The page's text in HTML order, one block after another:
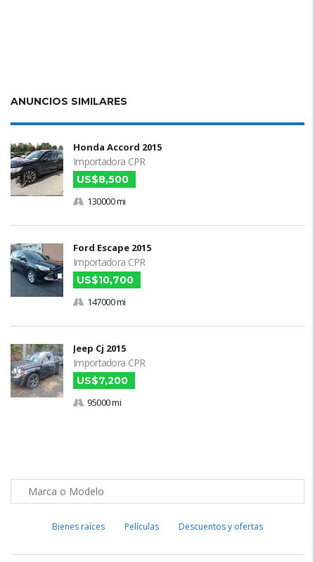
ANUNCIOS SIMILARES
Honda Accord 2015
Importadora CPR
US$8,500
130000 mi
Ford Escape 2015
Importadora CPR
US$10,700
147000 mi
Jeep Cj 2015
Importadora CPR
US$7,200
95000 mi
Bienes raíces Películas Descuentos y ofertas